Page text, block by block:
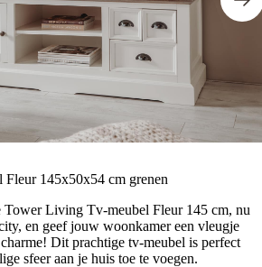
145x50x54 cm grenen
Tower Living Tv-meubel Fleur 145 cm, nu
en geef jouw woonkamer een vleugje
Dit prachtige tv-meubel is perfect
sfeer aan je huis toe te voegen.